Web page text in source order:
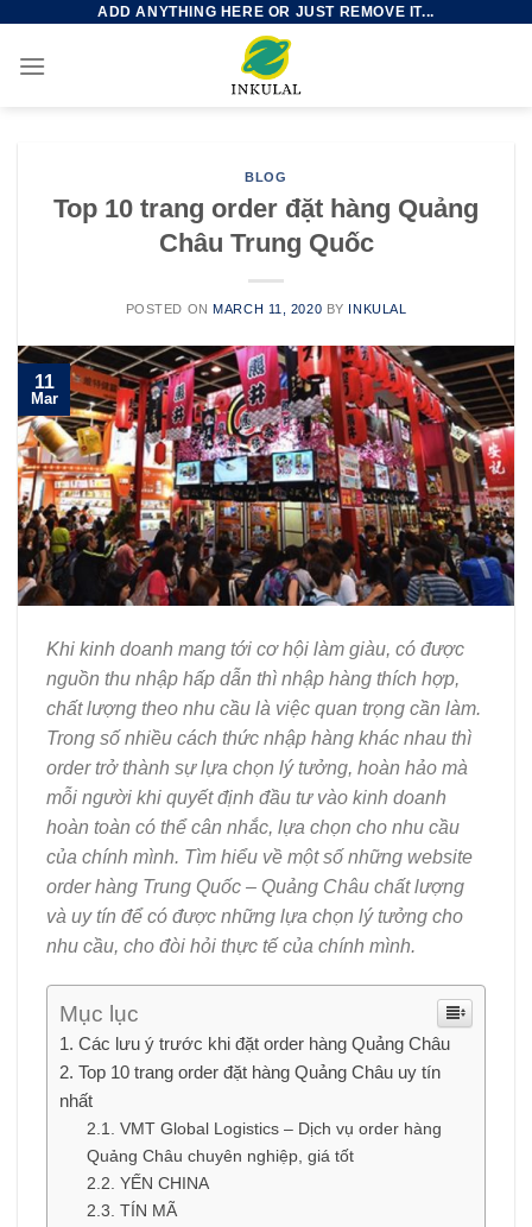
content
ADD ANYTHING HERE OR JUST REMOVE IT...
BLOG
Top 10 trang order đặt hàng Quảng
Châu Trung Quốc
POSTED ONMARCH 11, 2020 BY INKULAL
11
Mar
Khi kinh doanh mang tới cơ hội làm giàu, có được
nguồn thu nhập hấp dẫn thì nhập hàng thích hợp,
chất lượng theo nhu cầu là việc quan trọng cần làm.
Trong số nhiều cách thức nhập hàng khác nhau thì
order trở thành sự lựa chọn lý tưởng, hoàn hảo mà
mỗi người khi quyết định đầu tư vào kinh doanh
hoàn toàn có thể cân nhắc, lựa chọn cho nhu cầu
của chính mình. Tìm hiểu về một số những website
order hàng Trung Quốc – Quảng Châu chất lượng
và uy tín để có được những lựa chọn lý tưởng cho
nhu cầu, cho đòi hỏi thực tế của chính mình.
Mục lục
Các lưu ý trước khi đặt order hàng Quảng Châu
Top 10 trang order đặt hàng Quảng Châu uy tín
nhất
VMT Global Logistics – Dịch vụ order hàng
Quảng Châu chuyên nghiệp, giá tốt
YẾN CHINA
TÍN MÃ